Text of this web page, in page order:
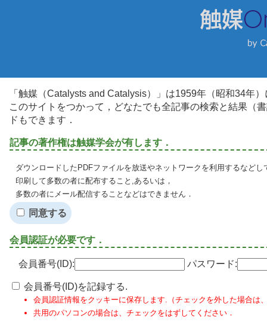
「触媒（Catalysts and Catalysis）」は1959年（昭和34年
このサイトをつかって，どなたでも全記事の検索と結果（
ドもできます．
記事の著作権は触媒学会が有します．
ダウンロードしたPDFファイルを放送やネットワークを利用するなど
印刷して多数の者に配布すること,あるいは，
多数の者にメール配信することなどはできません．
同意する
会員認証が必要です．
会員番号(ID): パスワード:
会員番号(ID)を記録する.
会員認証情報をクッキーに保存します.（チェックを外した場合は
共用のパソコンの場合は、チェックをはずしてください．